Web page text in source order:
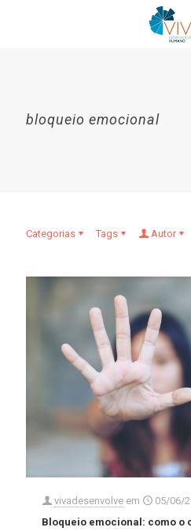
bloqueio emocional
Categorias Tags Autor
vivadesenvolve em
05/06/
Bloqueio emocional: como o